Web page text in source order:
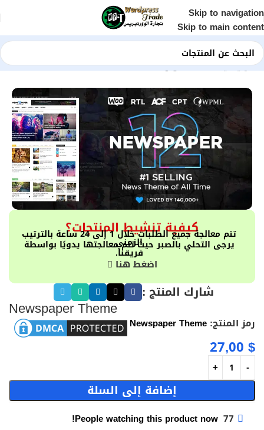
Skip to navigation
Skip to main content
الرئيسيةShopالموارد الخاصة
كيفية تنشيط المنتجات؟تتم معالجة جميع الطلبات خلال 1 إلى 24 ساعة بالترتيب
الزمني
يرجى التحلي بالصبر حيث تتم معالجتها يدويًا بواسطة
فريقنا.
اضغط هنا
شارك المنتج :
Newspaper Theme
رمز المنتج: Newspaper Theme
27,00$
إضافة إلى السلة
77
People watching this product now!